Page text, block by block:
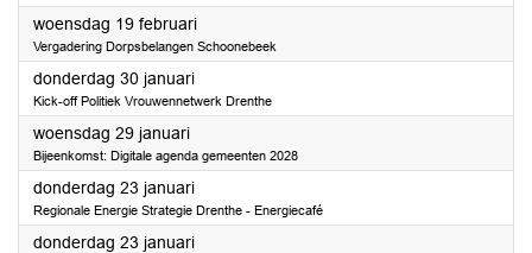
woensdag 19 februari2025
Vergadering Dorpsbelangen Schoonebeek
donderdag 30 januari2025
Kick-off Politiek Vrouwennetwerk Drenthe
woensdag 29 januari2025
Bijeenkomst: Digitale agenda gemeenten 2028
donderdag 23 januari2025
Regionale Energie Strategie Drenthe - Energiecafé
donderdag 23 januari2025